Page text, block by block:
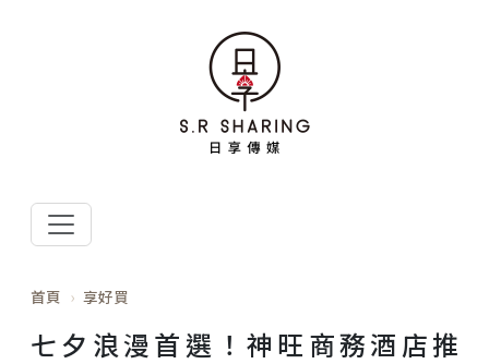
首頁 享好買
七夕浪漫首選！神旺商務酒店推